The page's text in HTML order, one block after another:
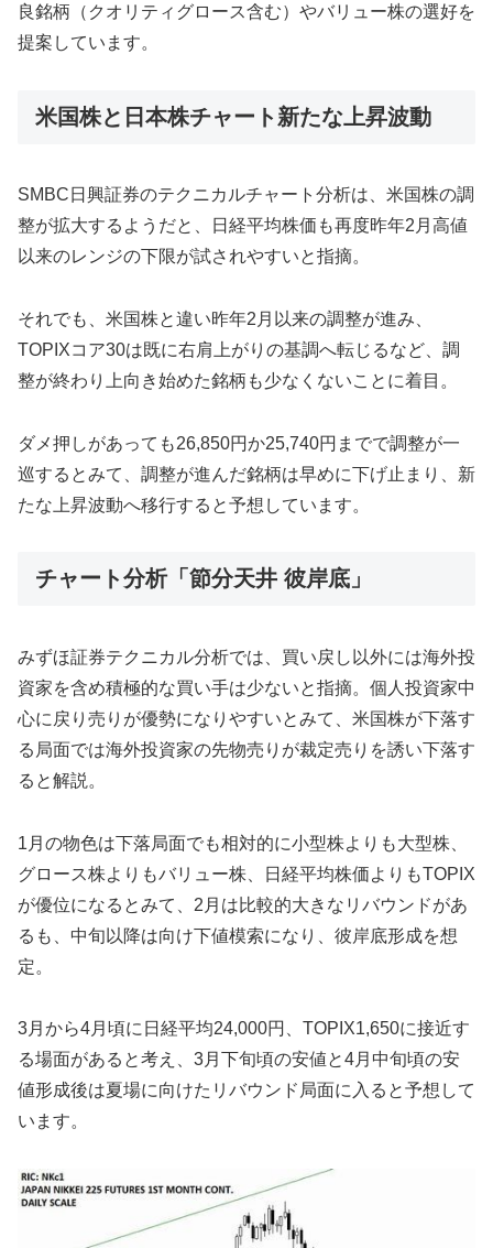
良銘柄（クオリティグロース含む）やバリュー株の選好を
提案しています。
米国株と日本株チャート新たな上昇波動
SMBC日興証券のテクニカルチャート分析は、米国株の調
整が拡大するようだと、日経平均株価も再度昨年2月高値
以来のレンジの下限が試されやすいと指摘。
それでも、米国株と違い昨年2月以来の調整が進み、
TOPIXコア30は既に右肩上がりの基調へ転じるなど、調
整が終わり上向き始めた銘柄も少なくないことに着目。
ダメ押しがあっても26,850円か25,740円までで調整が一
巡するとみて、調整が進んだ銘柄は早めに下げ止まり、新
たな上昇波動へ移行すると予想しています。
チャート分析「節分天井 彼岸底」
みずほ証券テクニカル分析では、買い戻し以外には海外投
資家を含め積極的な買い手は少ないと指摘。個人投資家中
心に戻り売りが優勢になりやすいとみて、米国株が下落す
る局面では海外投資家の先物売りが裁定売りを誘い下落す
ると解説。
1月の物色は下落局面でも相対的に小型株よりも大型株、
グロース株よりもバリュー株、日経平均株価よりもTOPIX
が優位になるとみて、2月は比較的大きなリバウンドがあ
るも、中旬以降は向け下値模索になり、彼岸底形成を想
定。
3月から4月頃に日経平均24,000円、TOPIX1,650に接近す
る場面があると考え、3月下旬頃の安値と4月中旬頃の安
値形成後は夏場に向けたリバウンド局面に入ると予想して
います。